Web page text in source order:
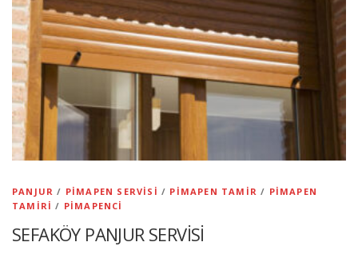
PANJUR / PIMAPEN SERVISI / PIMAPEN TAMIR / PIMAPEN
TAMIRI / PIMAPENCI
SEFAKÖY PANJUR SERVİSİ